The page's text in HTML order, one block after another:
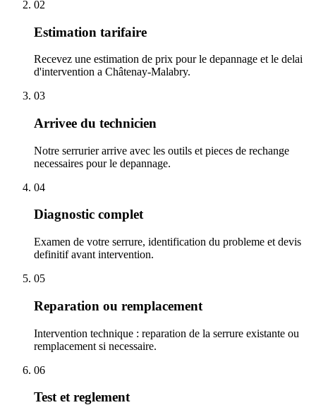
02
Estimation tarifaire
Recevez une estimation de prix pour le depannage et le delai
d'intervention a Châtenay-Malabry.
03
Arrivee du technicien
Notre serrurier arrive avec les outils et pieces de rechange
necessaires pour le depannage.
04
Diagnostic complet
Examen de votre serrure, identification du probleme et devis
definitif avant intervention.
05
Reparation ou remplacement
Intervention technique : reparation de la serrure existante ou
remplacement si necessaire.
06
Test et reglement